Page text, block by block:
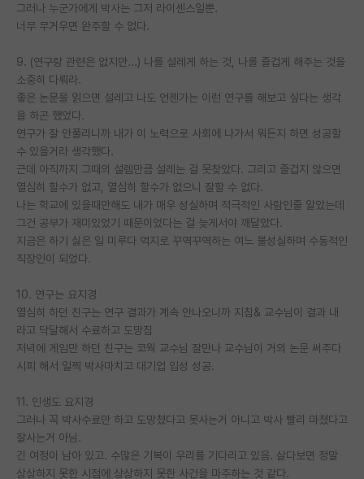
그러나 누군가에게 박사는 그저 라이센스일뿐.
너무 무거우면 완주할 수 없다.
9. (연구랑 관련은 없지만...) 나를 설레게 하는 것, 나를 즐겁게 해주는 것을
소중히 다뤄라.
좋은 논문을 읽으면 설레고 나도 언젠가는 이런 연구를 해보고 싶다는 생각
을 하곤 했었다.
연구가 잘 안풀리니까 내가 이 노력으로 사회에 나가서 뭐든지 하면 성공할
수 있을거라 생각했다.
근데 아직까지 그때의 설렘만큼 설레는 걸 못찾았다. 그리고 즐겁지 않으면
열심히 할수가 없고, 열심히 할수가 없으니 잘할 수 없다.
나는 학교에 있을때만해도 내가 매우 성실하며 적극적인 사람인줄 알았는데
그건 공부가 재미있었기 때문이었다는 걸 늦게서야 깨달았다.
지금은 하기 싫은 일 미루다 억지로 꾸역꾸역하는 여느 불성실하며 수동적인
직장인이 되었다.
10. 연구는 요지경
열심히 하던 친구는 연구 결과가 계속 안나오니까 지침& 교수님이 결과 내
라고 닥달해서 수료하고 도망침
저녁에 게임만 하던 친구는 코웍 교수님 잘만나 교수님이 거의 논문 써주다
시피 해서 일찍 박사마치고 대기업 입성 성공.
11. 인생도 요지경
그러나 꼭 박사수료만 하고 도망쳤다고 못사는거 아니고 박사 빨리 마쳤다고
잘사는거 아님.
긴 여정이 남아 있고. 수많은 기복이 우리를 기다리고 있음. 살다보면 정말
상상하지 못한 시점에 상상하지 못한 사건을 마주하는 것 같다.